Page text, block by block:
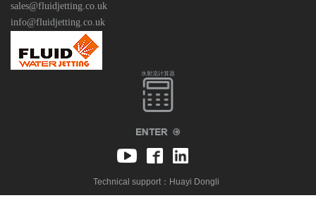
sales@fluidjetting.co.uk
info@fluidjetting.co.uk
水射流计算器
Technical support： Huayi Dongli